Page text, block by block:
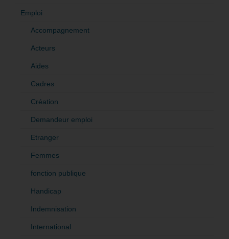
Emploi
Accompagnement
Acteurs
Aides
Cadres
Création
Demandeur emploi
Etranger
Femmes
fonction publique
Handicap
Indemnisation
International